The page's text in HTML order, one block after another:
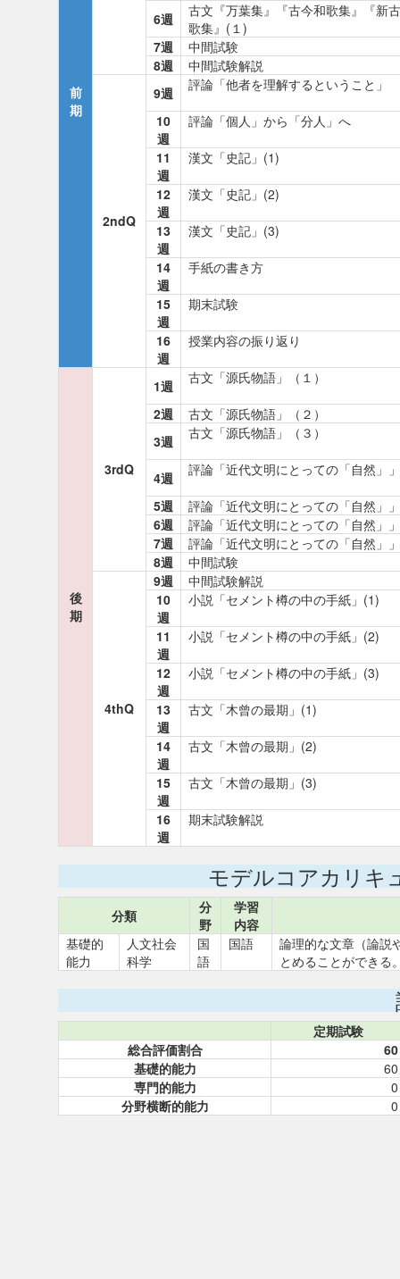
前
期
6週
古文『万葉集』『古今和歌集』『新
歌集』(１)
7週
中間試験
8週
中間試験解説
2ndQ
9週 評論「他者を理解するということ」
10
週
評論「個人」から「分人」へ
11
週
漢文「史記」(1)
12
週
漢文「史記」(2)
13
週
漢文「史記」(3)
14
週
手紙の書き方
15
週
期末試験
16
週
授業内容の振り返り
後
期
3rdQ
1週 古文「源氏物語」（１）
2週
古文「源氏物語」（２）
3週
古文「源氏物語」（３）
4週 評論「近代文明にとっての「自然」
5週
評論「近代文明にとっての「自然」
6週
評論「近代文明にとっての「自然」
7週
評論「近代文明にとっての「自然」
8週
中間試験
4thQ
9週
中間試験解説
10
週
小説「セメント樽の中の手紙」(1)
11
週
小説「セメント樽の中の手紙」(2)
12
週
小説「セメント樽の中の手紙」(3)
13
週
古文「木曾の最期」(1)
14
週
古文「木曾の最期」(2)
15
週
古文「木曾の最期」(3)
16
週
期末試験解説
モデルコアカリキ
分類
分
野
学習
内容
基礎的
能力
人文社会
科学
国
語
国語
論理的な文章（論説
とめることができる
定期試験
総合評価割合
60
基礎的能力
60
専門的能力
0
分野横断的能力
0